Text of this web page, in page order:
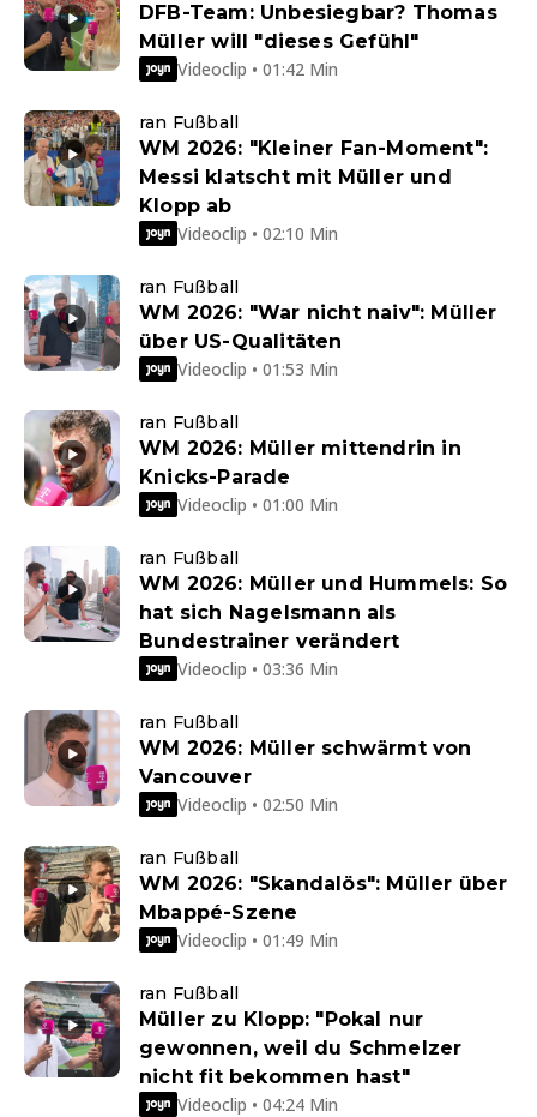
DFB-Team: Unbesiegbar? Thomas
Müller will "dieses Gefühl"
Videoclip • 01:42 Min
ran Fußball
WM 2026: "Kleiner Fan-Moment":
Messi klatscht mit Müller und
Klopp ab
Videoclip • 02:10 Min
ran Fußball
WM 2026: "War nicht naiv": Müller
über US-Qualitäten
Videoclip • 01:53 Min
ran Fußball
WM 2026: Müller mittendrin in
Knicks-Parade
Videoclip • 01:00 Min
ran Fußball
WM 2026: Müller und Hummels: So
hat sich Nagelsmann als
Bundestrainer verändert
Videoclip • 03:36 Min
ran Fußball
WM 2026: Müller schwärmt von
Vancouver
Videoclip • 02:50 Min
ran Fußball
WM 2026: "Skandalös": Müller über
Mbappé-Szene
Videoclip • 01:49 Min
ran Fußball
Müller zu Klopp: "Pokal nur
gewonnen, weil du Schmelzer
nicht fit bekommen hast"
Videoclip • 04:24 Min